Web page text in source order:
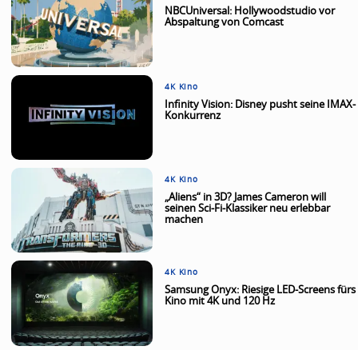
NBCUniversal: Hollywoodstudio vor
Abspaltung von Comcast
4K Kino
Infinity Vision: Disney pusht seine IMAX-
Konkurrenz
4K Kino
„Aliens“ in 3D? James Cameron will
seinen Sci-Fi-Klassiker neu erlebbar
machen
4K Kino
Samsung Onyx: Riesige LED-Screens fürs
Kino mit 4K und 120 Hz